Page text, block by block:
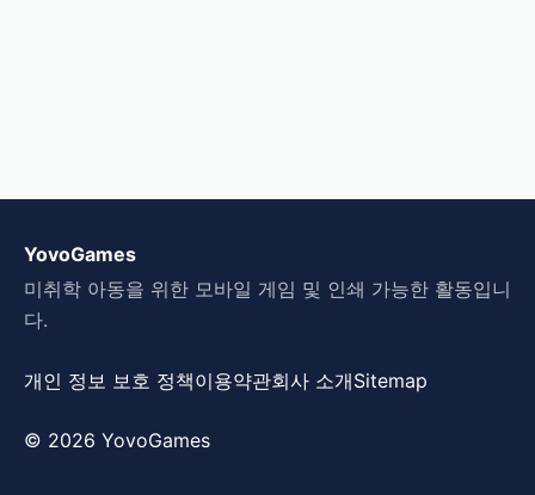
YovoGames
미취학 아동을 위한 모바일 게임 및 인쇄 가능한 활동입니
다.
개인 정보 보호 정책이용약관회사 소개Sitemap
© 2026 YovoGames